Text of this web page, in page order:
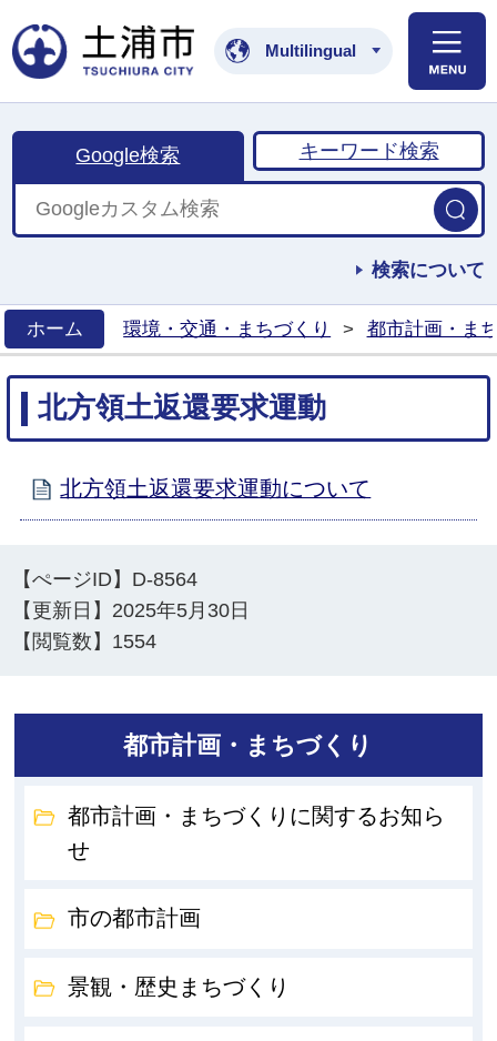
土浦市公式ホームペ
Multilingual
Google検索 キーワード検索
検索について
ホーム
環境・交通・まちづくり > 都市計画・ま
北方領土返還要求運動
北方領土返還要求運動について
【ぺージID】 D-8564
【更新日】 2025年5月30日
【閲覧数】 1554
都市計画・まちづくり
都市計画・まちづくりに関するお知ら
せ
市の都市計画
景観・歴史まちづくり